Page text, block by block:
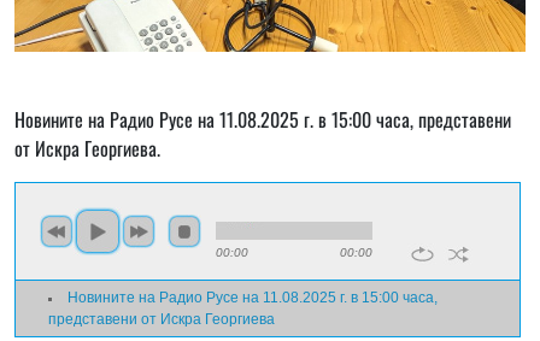
Новините на Радио Русе на 11.08.2025 г. в 15:00 часа, представени
от Искра Георгиева.
00:00 00:00
Новините на Радио Русе на 11.08.2025 г. в 15:00 часа,
представени от Искра Георгиева